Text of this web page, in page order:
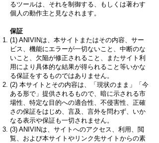
るツールは、それを制御する、もしくは著わす
個人の動作主と見なされます。
保証
(1) ANIVINは、本サイトまたはその内容、サー
ビス、機能にエラーが一切ないこと、中断のな
いこと、欠陥が修正されること、またサイト利
用により具体的な結果が得られること等いかな
る保証をするものではありません。
(2) 本サイトとその内容は、「現状のまま」「今
ある形で」提供されるもので、暗に示される市
場性、特定な目的への適合性、不侵害性、正確
さの保証をはじめ、言及、言外を問わず、いか
なる表示や保証も一切されません。
(3) ANIVINは、サイトへのアクセス、利用、閲
覧、および本サイトやリンク先サイトからの素